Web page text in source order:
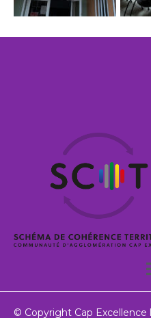
© Copyright Cap Excellence